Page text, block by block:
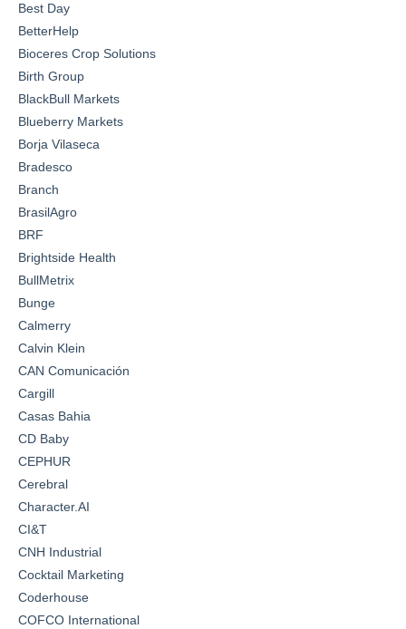
Best Day
BetterHelp
Bioceres Crop Solutions
Birth Group
BlackBull Markets
Blueberry Markets
Borja Vilaseca
Bradesco
Branch
BrasilAgro
BRF
Brightside Health
BullMetrix
Bunge
Calmerry
Calvin Klein
CAN Comunicación
Cargill
Casas Bahia
CD Baby
CEPHUR
Cerebral
Character.AI
CI&T
CNH Industrial
Cocktail Marketing
Coderhouse
COFCO International